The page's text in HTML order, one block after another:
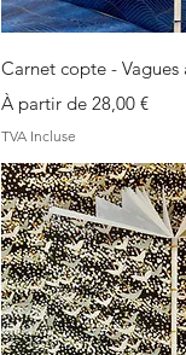
Carnet copte - Vagues
À partir de 28,00 €
Prix promotionnel
TVA Incluse